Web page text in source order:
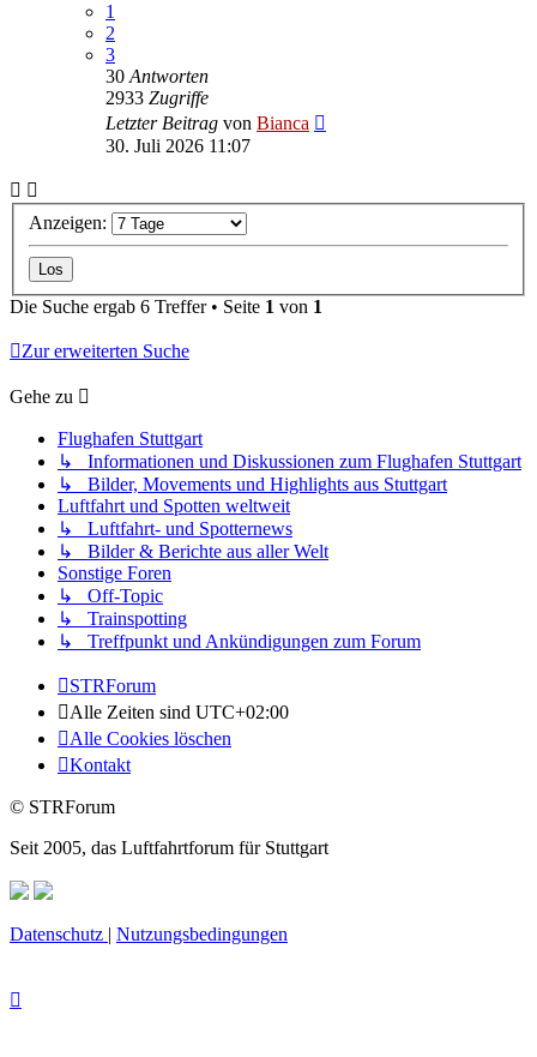
1
2
3
30 Antworten
2933 Zugriffe
Letzter Beitrag von Bianca
30. Juli 2026 11:07
Anzeigen:
Die Suche ergab 6 Treffer • Seite 1 von 1
Zur erweiterten Suche
Gehe zu
Flughafen Stuttgart
↳ Informationen und Diskussionen zum Flughafen Stuttgart
↳ Bilder, Movements und Highlights aus Stuttgart
Luftfahrt und Spotten weltweit
↳ Luftfahrt- und Spotternews
↳ Bilder & Berichte aus aller Welt
Sonstige Foren
↳ Off-Topic
↳ Trainspotting
↳ Treffpunkt und Ankündigungen zum Forum
STRForum
Alle Zeiten sind UTC+02:00
Alle Cookies löschen
Kontakt
© STRForum
Seit 2005, das Luftfahrtforum für Stuttgart
Datenschutz | Nutzungsbedingungen